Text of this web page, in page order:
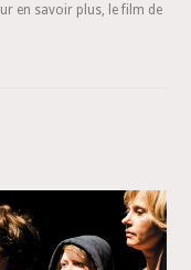
en savoir plus, le film de